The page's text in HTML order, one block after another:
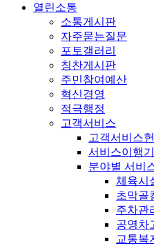
열린소통
소통게시판
자주묻는질문
포토갤러리
칭찬게시판
주민참여예산
혁신경영
적극행정
고객서비스
고객서비스
서비스이행
분야별 서비
체육시
초막골
주차관
공영차
교통복